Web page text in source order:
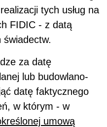
tych usług na
FIDIC - z datą
świadectw.
za datę
lub budowlano-
datę faktycznego
w którym - w
umową